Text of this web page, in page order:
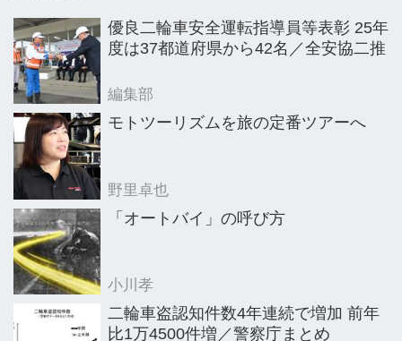
優良二輪車安全運転指導員等表彰 25年
度は37都道府県から42名／全安協二推
編集部
モトツーリズムを旅の定番ツアーへ
野里卓也
「オートバイ」の呼び方
小川孝
二輪車盗認知件数4年連続で増加 前年
比1万4500件増／警察庁まとめ